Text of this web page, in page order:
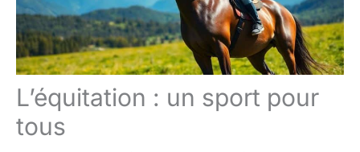
L’équitation : un sport pour
tous